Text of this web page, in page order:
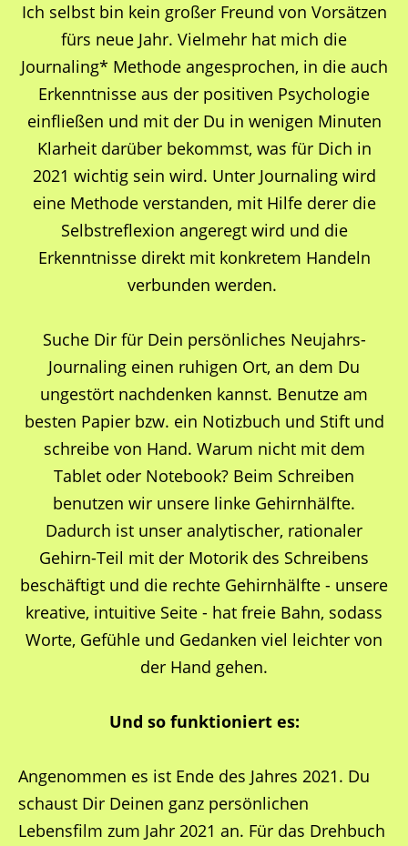
Ich selbst bin kein großer Freund von Vorsätzen
fürs neue Jahr. Vielmehr hat mich die
Journaling* Methode angesprochen, in die auch
Erkenntnisse aus der positiven Psychologie
einfließen und mit der Du in wenigen Minuten
Klarheit darüber bekommst, was für Dich in
2021 wichtig sein wird. Unter Journaling wird
eine Methode verstanden, mit Hilfe derer die
Selbstreflexion angeregt wird und die
Erkenntnisse direkt mit konkretem Handeln
verbunden werden.
Suche Dir für Dein persönliches Neujahrs-
Journaling einen ruhigen Ort, an dem Du
ungestört nachdenken kannst. Benutze am
besten Papier bzw. ein Notizbuch und Stift und
schreibe von Hand. Warum nicht mit dem
Tablet oder Notebook? Beim Schreiben
benutzen wir unsere linke Gehirnhälfte.
Dadurch ist unser analytischer, rationaler
Gehirn-Teil mit der Motorik des Schreibens
beschäftigt und die rechte Gehirnhälfte - unsere
kreative, intuitive Seite - hat freie Bahn, sodass
Worte, Gefühle und Gedanken viel leichter von
der Hand gehen.
Und so funktioniert es:
Angenommen es ist Ende des Jahres 2021. Du
schaust Dir Deinen ganz persönlichen
Lebensfilm zum Jahr 2021 an. Für das Drehbuch